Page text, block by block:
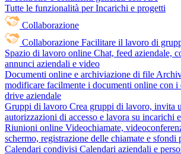
Tutte le funzionalità per Incarichi e progetti
Collaborazione
Collaborazione Facilitare il lavoro di
Spazio di lavoro online Chat, feed aziendale,
annunci aziendali e video
Documenti online e archiviazione di file
modificare facilmente i documenti online con i
drive aziendale
Gruppi di lavoro Crea gruppi di lavoro, invita
autorizzazioni di accesso e lavora su incarichi
Riunioni online Videochiamate,
schermo, registrazione delle chiamate e sfondi
Calendari condivisi Calendari aziendali e